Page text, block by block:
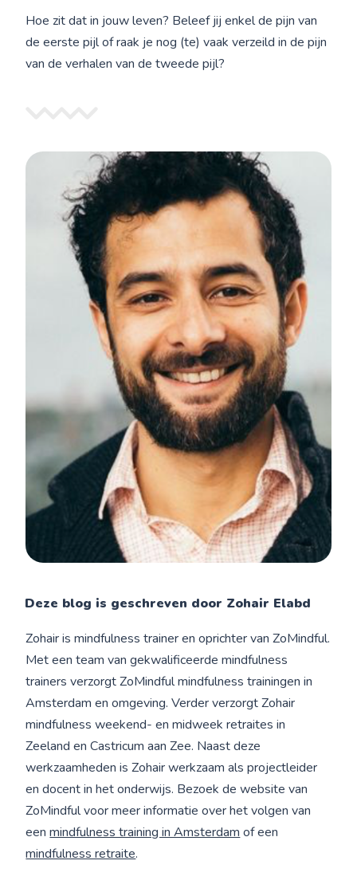
Hoe zit dat in jouw leven? Beleef jij enkel de pijn van
de eerste pijl of raak je nog (te) vaak verzeild in de pijn
van de verhalen van de tweede pijl?
Deze blog is geschreven door Zohair Elabd
Zohair is mindfulness trainer en oprichter van ZoMindful.
Met een team van gekwalificeerde mindfulness
trainers verzorgt ZoMindful mindfulness trainingen in
Amsterdam en omgeving. Verder verzorgt Zohair
mindfulness weekend- en midweek retraites in
Zeeland en Castricum aan Zee. Naast deze
werkzaamheden is Zohair werkzaam als projectleider
en docent in het onderwijs. Bezoek de website van
ZoMindful voor meer informatie over het volgen van
eenmindfulness training in Amsterdam of een
mindfulness retraite.